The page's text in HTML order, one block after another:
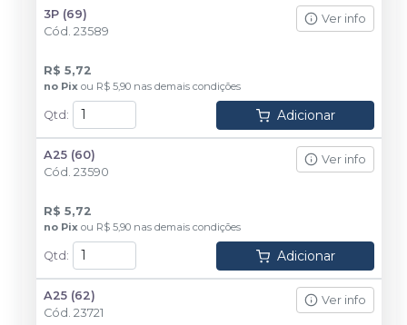
3P (69)
Cód. 23589
Ver info
R$ 5,72
no Pix ou R$ 5,90 nas demais condições
Qtd : Adicionar
A25 (60)
Cód. 23590
Ver info
R$ 5,72
no Pix ou R$ 5,90 nas demais condições
Qtd : Adicionar
A25 (62)
Cód. 23721
Ver info